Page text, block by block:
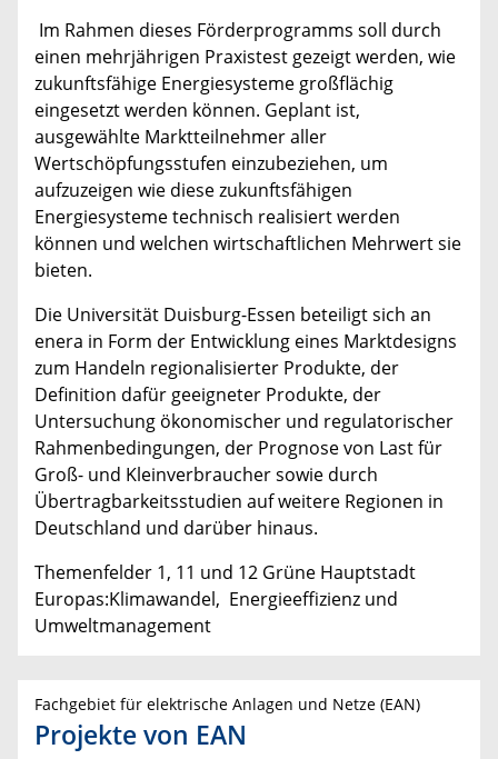
Im Rahmen dieses Förderprogramms soll durch
einen mehrjährigen Praxistest gezeigt werden, wie
zukunftsfähige Energiesysteme großflächig
eingesetzt werden können. Geplant ist,
ausgewählte Marktteilnehmer aller
Wertschöpfungsstufen einzubeziehen, um
aufzuzeigen wie diese zukunftsfähigen
Energiesysteme technisch realisiert werden
können und welchen wirtschaftlichen Mehrwert sie
bieten.
Die Universität Duisburg-Essen beteiligt sich an
enera in Form der Entwicklung eines Marktdesigns
zum Handeln regionalisierter Produkte, der
Definition dafür geeigneter Produkte, der
Untersuchung ökonomischer und regulatorischer
Rahmenbedingungen, der Prognose von Last für
Groß- und Kleinverbraucher sowie durch
Übertragbarkeitsstudien auf weitere Regionen in
Deutschland und darüber hinaus.
Themenfelder 1, 11 und 12 Grüne Hauptstadt
Europas:Klimawandel, Energieeffizienz und
Umweltmanagement
Fachgebiet für elektrische Anlagen und Netze (EAN)
Projekte von EAN